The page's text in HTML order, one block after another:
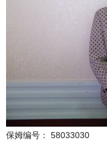
保姆编号： 58033030